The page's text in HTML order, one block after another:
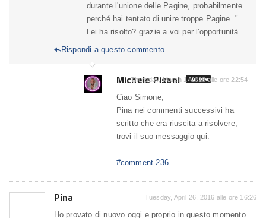
durante l'unione delle Pagine, probabilmente
perché hai tentato di unire troppe Pagine. "
Lei ha risolto? grazie a voi per l'opportunità
Rispondi a questo commento
Michele Pisani Autore
Thursday, March 1, 2018 alle ore 22:54
Ciao Simone,
Pina nei commenti successivi ha
scritto che era riuscita a risolvere,
trovi il suo messaggio qui:
#comment-236
Pina Tuesday, April 26, 2016 alle ore 16:26
Ho provato di nuovo oggi e proprio in questo momento